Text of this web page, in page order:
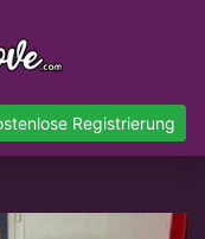
Registrierung